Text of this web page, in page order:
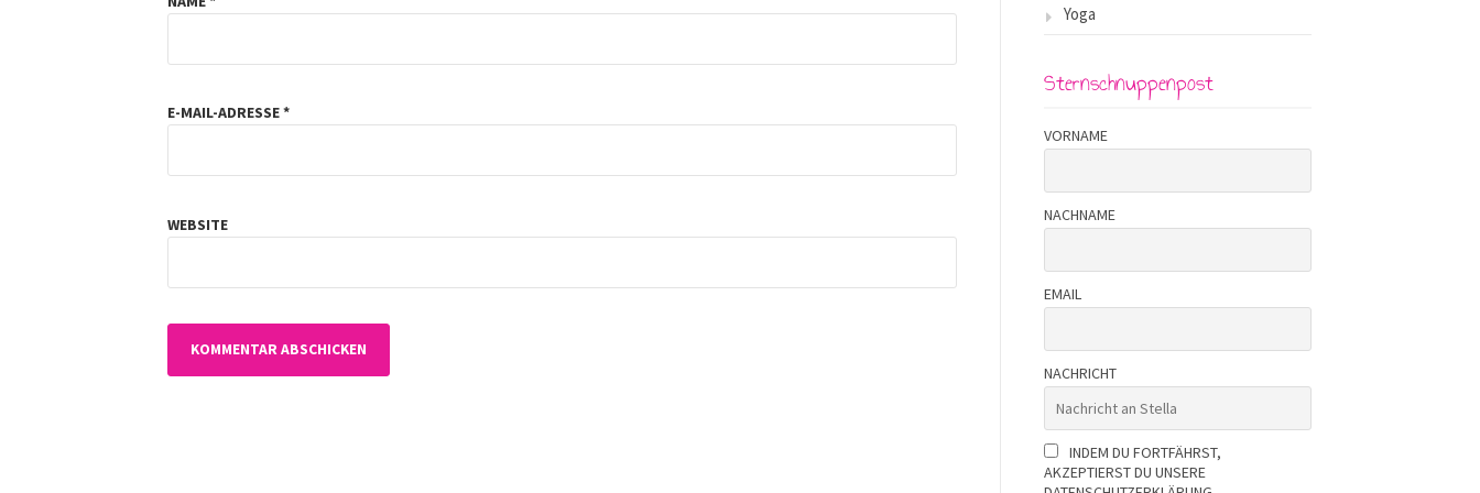
E-MAIL-ADRESSE*
WEBSITE
Yoga
Sternschnuppenpost
VORNAME
NACHNAME
EMAIL
NACHRICHT
INDEM DU FORTFÄHRST,
AKZEPTIERST DU UNSERE